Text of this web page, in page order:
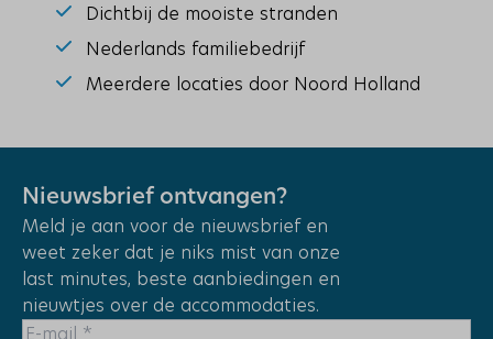
Vrijstaand
Rustige ligging
Aan het water
Middagzon
Dichtbij het strand
Avondzon
Plaatsen
Dichtbij de mooiste stranden
Nederlands familiebedrijf
Meerdere locaties door Noord Holland
Nieuwsbrief ontvangen?
Meld je aan voor de nieuwsbrief en
weet zeker dat je niks mist van onze
last minutes, beste aanbiedingen en
nieuwtjes over de accommodaties.